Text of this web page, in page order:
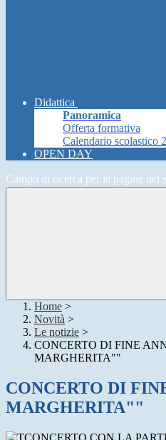
Didattica
Panoramica
Offerta formativa
Calendario scolastico
OPEN DAY
Campo di ricerca per le pagine del
Home >
Novità >
Le notizie >
CONCERTO DI FINE
MARGHERITA""
CONCERTO DI
MARGHERITA""